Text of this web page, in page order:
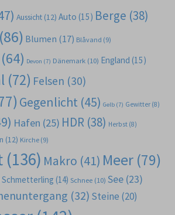
Aussicht (12) Auto (15) Berge (38)
(86) Blumen (17) Blåvand (9)
(64) Devon (7) Dänemark (10) England (15)
(72) Felsen (30)
Gegenlicht (45) Gelb (7) Gewitter (8)
Hafen (25) HDR (38) Herbst (8)
(12) Kirche (9)
(136) Makro (41) Meer (79)
Schmetterling (14) Schnee (10) See (23)
(32) Steine (20)